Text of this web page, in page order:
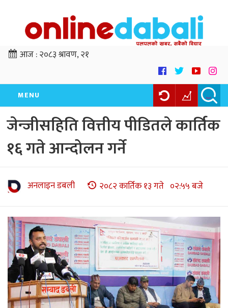
आज :२०८३ श्रावण, २१
MENU
जेन्जीसहिति वित्तीय पीडितले कार्तिक
१६ गते आन्दोलन गर्ने
अनलाइन डबली २०८२ कार्तिक १३ गते ०२:५५ बजे